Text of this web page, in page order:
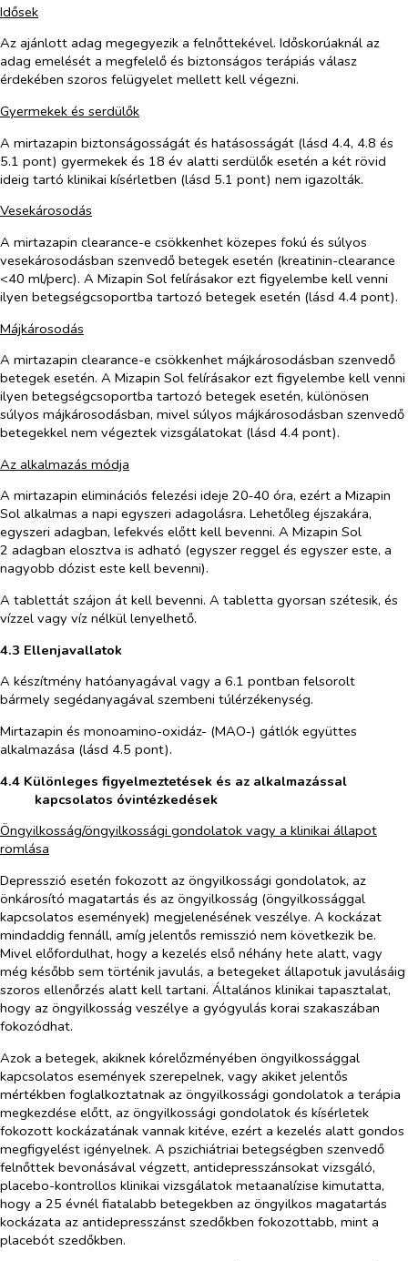
Idősek
Az ajánlott adag megegyezik a felnőttekével. Időskorúaknál az
adag emelését a megfelelő és biztonságos terápiás válasz
érdekében szoros felügyelet mellett kell végezni.
Gyermekek és serdülők
A mirtazapin biztonságosságát és hatásosságát (lásd 4.4, 4.8 és
5.1 pont) gyermekek és 18 év alatti serdülők esetén a két rövid
ideig tartó klinikai kísérletben (lásd 5.1 pont) nem igazolták.
Vesekárosodás
A mirtazapin clearance-e csökkenhet közepes fokú és súlyos
vesekárosodásban szenvedő betegek esetén (kreatinin-clearance
<40 ml/perc). A Mizapin Sol felírásakor ezt figyelembe kell venni
ilyen betegségcsoportba tartozó betegek esetén (lásd 4.4 pont).
Májkárosodás
A mirtazapin clearance-e csökkenhet májkárosodásban szenvedő
betegek esetén. A Mizapin Sol felírásakor ezt figyelembe kell venni
ilyen betegségcsoportba tartozó betegek esetén, különösen
súlyos májkárosodásban, mivel súlyos májkárosodásban szenvedő
betegekkel nem végeztek vizsgálatokat (lásd 4.4 pont).
Az alkalmazás módja
A mirtazapin eliminációs felezési ideje 20‑40 óra, ezért a Mizapin
Sol alkalmas a napi egyszeri adagolásra. Lehetőleg éjszakára,
egyszeri adagban, lefekvés előtt kell bevenni. A Mizapin Sol
2 adagban elosztva is adható (egyszer reggel és egyszer este, a
nagyobb dózist este kell bevenni).
A tablettát szájon át kell bevenni. A tabletta gyorsan szétesik, és
vízzel vagy víz nélkül lenyelhető.
4.3 Ellenjavallatok
A készítmény hatóanyagával vagy a 6.1 pontban felsorolt
bármely segédanyagával szembeni túlérzékenység.
Mirtazapin és monoamino-oxidáz- (MAO-) gátlók együttes
alkalmazása (lásd 4.5 pont).
4.4 Különleges figyelmeztetések és az alkalmazással
kapcsolatos óvintézkedések
Öngyilkosság/öngyilkossági gondolatok vagy a klinikai állapot
romlása
Depresszió esetén fokozott az öngyilkossági gondolatok, az
önkárosító magatartás és az öngyilkosság (öngyilkossággal
kapcsolatos események) megjelenésének veszélye. A kockázat
mindaddig fennáll, amíg jelentős remisszió nem következik be.
Mivel előfordulhat, hogy a kezelés első néhány hete alatt, vagy
még később sem történik javulás, a betegeket állapotuk javulásáig
szoros ellenőrzés alatt kell tartani. Általános klinikai tapasztalat,
hogy az öngyilkosság veszélye a gyógyulás korai szakaszában
fokozódhat.
Azok a betegek, akiknek kórelőzményében öngyilkossággal
kapcsolatos események szerepelnek, vagy akiket jelentős
mértékben foglalkoztatnak az öngyilkossági gondolatok a terápia
megkezdése előtt, az öngyilkossági gondolatok és kísérletek
fokozott kockázatának vannak kitéve, ezért a kezelés alatt gondos
megfigyelést igényelnek. A pszichiátriai betegségben szenvedő
felnőttek bevonásával végzett, antidepresszánsokat vizsgáló,
placebo-kontrollos klinikai vizsgálatok metaanalízise kimutatta,
hogy a 25 évnél fiatalabb betegekben az öngyilkos magatartás
kockázata az antidepresszánst szedőkben fokozottabb, mint a
placebót szedőkben.